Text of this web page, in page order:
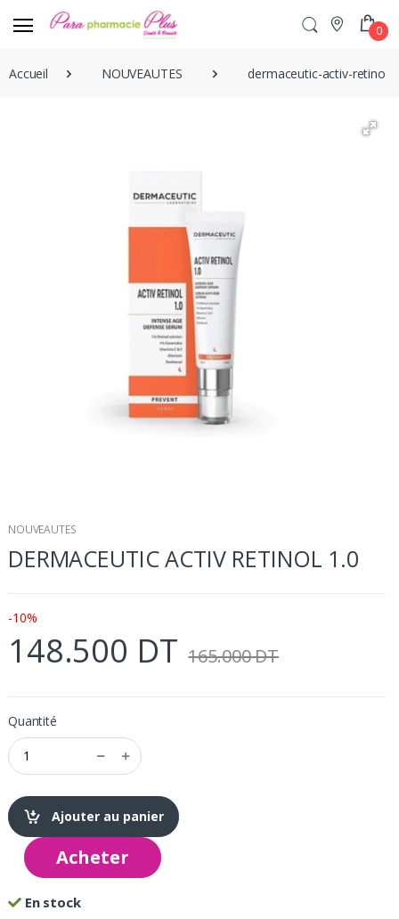
0
Accueil NOUVEAUTES dermaceutic-activ-retinol-
NOUVEAUTES
DERMACEUTIC ACTIV RETINOL 1.0
-10%
148.500 DT 165.000 DT
Quantité
Ajouter au panier
Acheter
En stock